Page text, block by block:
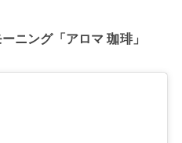
ニング「アロマ 珈琲」